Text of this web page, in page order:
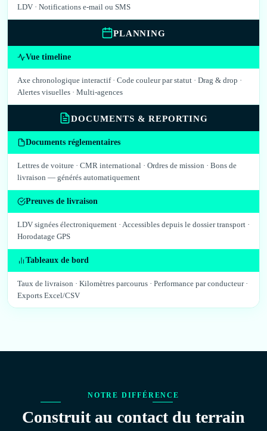
LDV · Notifications e-mail ou SMS
PLANNING
Vue timeline
Axe chronologique interactif · Code couleur par statut · Drag & drop ·
Alertes visuelles · Multi-agences
DOCUMENTS & REPORTING
Documents réglementaires
Lettres de voiture · CMR international · Ordres de mission · Bons de
livraison — générés automatiquement
Preuves de livraison
LDV signées électroniquement · Accessibles depuis le dossier transport ·
Horodatage GPS
Tableaux de bord
Taux de livraison · Kilomètres parcourus · Performance par conducteur ·
Exports Excel/CSV
NOTRE DIFFÉRENCE
Construit au contact du terrain